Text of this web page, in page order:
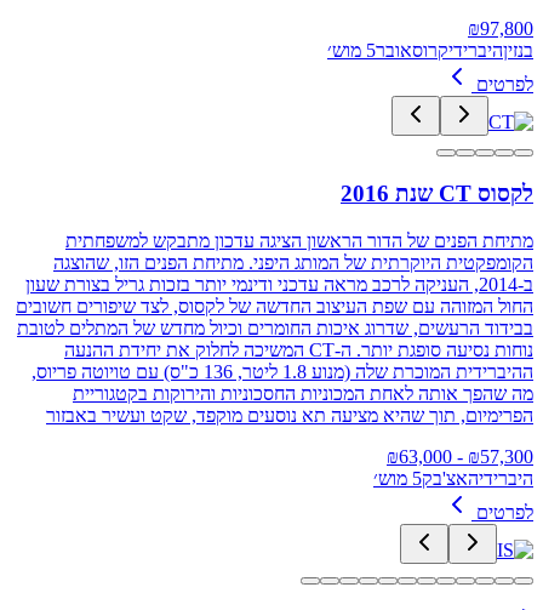
₪97,800
בנזיןהיברידיקרוסאובר5 מוש׳
לפרטים
לקסוס CT שנת 2016
מתיחת הפנים של הדור הראשון הציגה עדכון מתבקש למשפחתית
הקומפקטית היוקרתית של המותג היפני. מתיחת הפנים הזו, שהוצגה
ב-2014, העניקה לרכב מראה עדכני ודינמי יותר בזכות גריל בצורת שעון
החול המזוהה עם שפת העיצוב החדשה של לקסוס, לצד שיפורים חשובים
בבידוד הרעשים, שדרוג איכות החומרים וכיול מחדש של המתלים לטובת
נוחות נסיעה סופגת יותר. ה-CT המשיכה לחלוק את יחידת ההנעה
ההיברידית המוכרת שלה (מנוע 1.8 ליטר, 136 כ"ס) עם טויוטה פריוס,
מה שהפך אותה לאחת המכוניות החסכוניות והירוקות בקטגוריית
הפרימיום, תוך שהיא מציעה תא נוסעים מוקפד, שקט ועשיר באבזור
₪57,300
- ₪
63,000
היברידיהאצ'בק5 מוש׳
לפרטים